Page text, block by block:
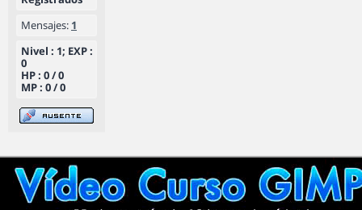
Mensajes: 1
Nivel : 1; EXP :
0
HP : 0 / 0
MP : 0 / 0